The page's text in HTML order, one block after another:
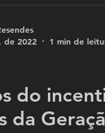
do
da
de 2022
1 min de